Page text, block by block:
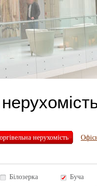
нерухомість
Білозерка
Буча